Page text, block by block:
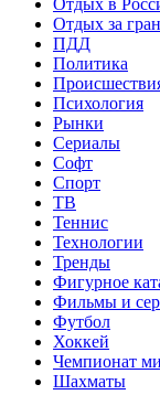
Отдых за
ПДД
Политика
Психология
Рынки
Сериалы
Софт
Спорт
ТВ
Теннис
Технологии
Тренды
Фигурное
Фильмы и
Футбол
Хоккей
Чемпионат
Шахматы